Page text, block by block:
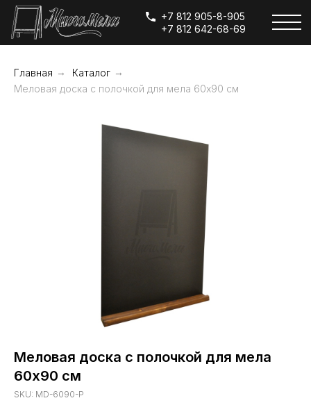
+7 812 905-8-905
+7 812 642-68-69
Главная → Каталог →
Меловая доска с полочкой для мела 60х90 см
Меловая доска с полочкой для мела
60х90 см
SKU: MD-6090-P